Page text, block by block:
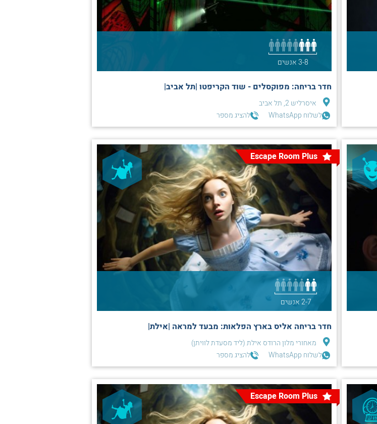
3-8 אנשים
חדר בריחה: מפוקסלים - שוד הקריפטו |תל אביב|
איסרליש 2, תל אביב
לשלוח WhatsApp
להציג מספר
Escape Room Plus
2-7 אנשים
חדר בריחה אליס בארץ הפלאות: מבעד למראה |אילת|
מאחורי מלון הרודס אילת (ליד מסעדת לוויתן)
לשלוח WhatsApp
להציג מספר
Escape Room Plus